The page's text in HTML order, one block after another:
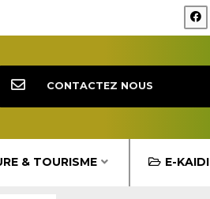
& TOURISME E-KAIDI
CONTACTEZ NOUS